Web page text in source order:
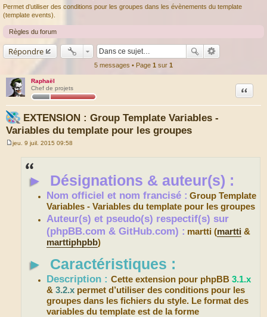
Permet d’utiliser des conditions pour les groupes dans les évènements du template
(template events).
Règles du forum
Répondre
5 messages • Page 1 sur 1
Raphaël
Chef de projets
EXTENSION : Group Template Variables -
Variables du template pour les groupes
Citation
M
jeu. 9 juil. 2015 09:58
► Désignations & auteur(s) :
Nom officiel et nom francisé : Group Template
Variables - Variables du template pour les groupes
Auteur(s) et pseudo(s) respectif(s) sur
(phpBB.com & GitHub.com) : martti (martti &
marttiphpbb)
► Caractéristiques :
Description :Cette extension pour phpBB3.1.x
&3.2.x permet d’utiliser des conditions pour les
groupes dans les fichiers du style. Le format des
variables du template est de la forme